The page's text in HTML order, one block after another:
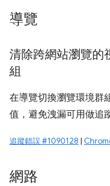
導覽
清除跨網站瀏覽的
組
在導覽切換瀏覽環境群
值，避免洩漏可用做追
追蹤錯誤 #1090128 |
網路